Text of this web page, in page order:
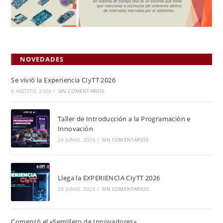
NOVEDADES
Se vivió la Experiencia CIyTT 2026
5 AGOSTO, 2026 / SIN COMENTARIOS
Taller de Introducción a la Programación e
Innovación
24 JUNIO, 2026 / SIN COMENTARIOS
Llega la EXPERIENCIA CIyTT 2026
24 JUNIO, 2026 / SIN COMENTARIOS